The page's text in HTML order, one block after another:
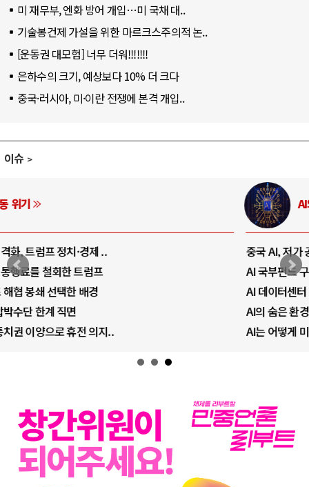
미 재무부, 엔화 방어 개입…미 국채 대..
기술봉건제 가설을 위한 마르크스주의적 논..
[운동권 대모험] 너무 더워!!!!!!!
은하수의 크기, 예상보다 10% 더 크다
중국·러시아, 미·이란 전쟁에 본격 개입..
이슈
중국 AI, 저가 공세로 글로벌 토큰 시..
AI 국부펀드 구상 놓고 미국 진보진영 ..
AI 데이터센터 반대 투쟁은 새로운 글로..
AI의 숨은 환경 비용: 데이터센터 확산..
AI는 어떻게 미국 민주주의를 잠식하고 ..